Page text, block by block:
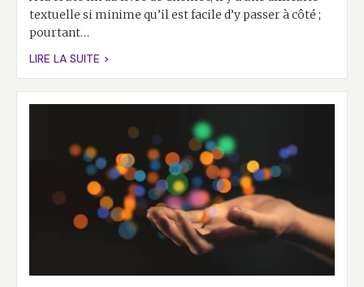
textuelle si minime qu’il est facile d’y passer à côté ;
pourtant…
LIRE LA SUITE >